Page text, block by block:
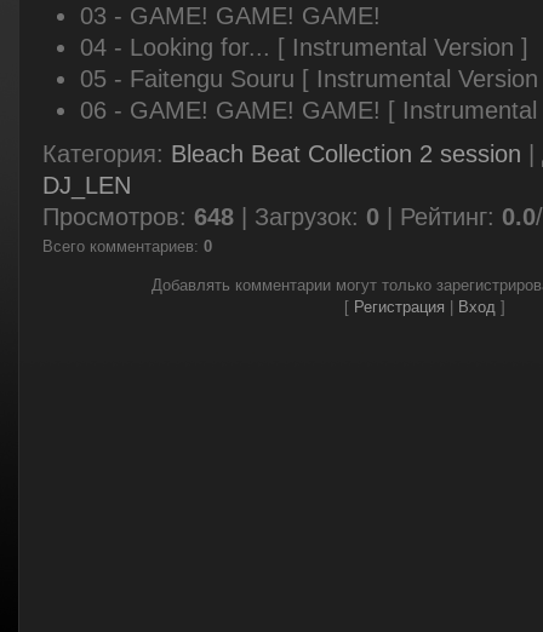
03 - GAME! GAME! GAME!
04 - Looking for... [ Instrumental Version ]
05 - Faitengu Souru [ Instrumental
06 - GAME! GAME! GAME! [ Instrumental
Категория: Bleach Beat Collection 2 session
DJ_LEN
Просмотров: 648 Загрузок: 0 Рейтинг: 0.0/
Всего комментариев: 0
Добавлять комментарии могут только
[ Регистрация Вход]